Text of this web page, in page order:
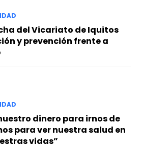
del Vicariato de Iquitos
y prevención frente a
dinero para irnos de
para ver nuestra salud en
vidas”